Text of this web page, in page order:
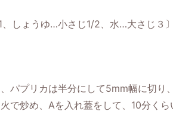
しょうゆ…小さじ1/2、水…大さじ３〕
プリカは半分にして5mm幅に切り
で炒め、Aを入れ蓋をして、10分くら